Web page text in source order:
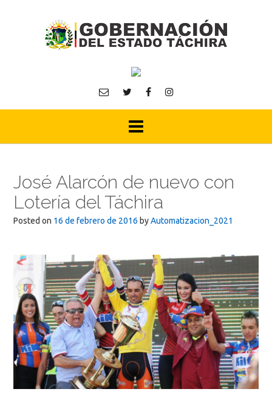
José Alarcón de nuevo con
Lotería del Táchira
Posted on 16 de febrero de 2016 byAutomatizacion_2021